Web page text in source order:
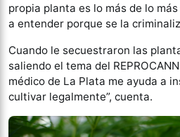
propia planta es lo más de lo
a entender porque se la
Cuando le secuestraron las
saliendo el tema del
médico de La Plata me ayuda a
cultivar legalmente”, cuenta.